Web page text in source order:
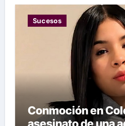
Sucesos
Conmoción en
asesinato de una